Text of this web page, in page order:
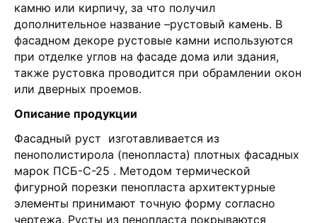
камню или кирпичу, за что получил
дополнительное название –рустовый камень. В
фасадном декоре рустовые камни используются
при отделке углов на фасаде дома или здания,
также рустовка проводится при обрамлении окон
или дверных проемов.
Описание продукции
Фасадный руст изготавливается из
пенополистирола (пенопласта) плотных фасадных
марок ПСБ-С-25 . Методом термической
фигурной порезки пенопласта архитектурные
элементы принимают точную форму согласно
чертежа. Русты из пенопласта покрываются